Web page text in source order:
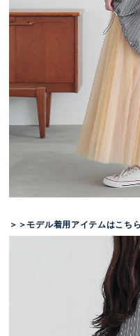
＞＞モデル着用アイテムはこち